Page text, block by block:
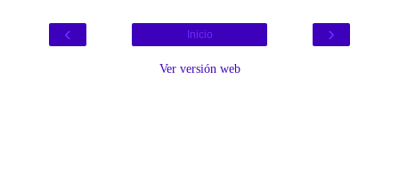
‹ ›
Inicio
Ver versión web